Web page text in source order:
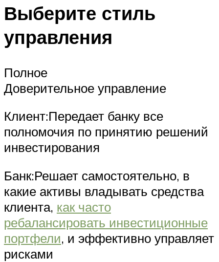
Выберите стиль
управления
Полное
Доверительное управление
Клиент:Передает банку все
полномочия по принятию решений
инвестирования
Банк:Решает самостоятельно, в
какие активы владывать средства
клиента, как часто
ребалансировать инвестиционные
портфели, и эффективно управляет
рисками